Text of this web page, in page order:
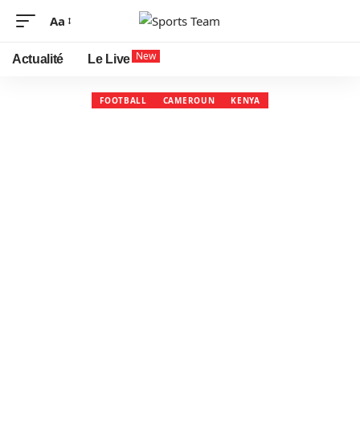
Aa
Actualité Le Live New
FOOTBALL CAMEROUN KENYA